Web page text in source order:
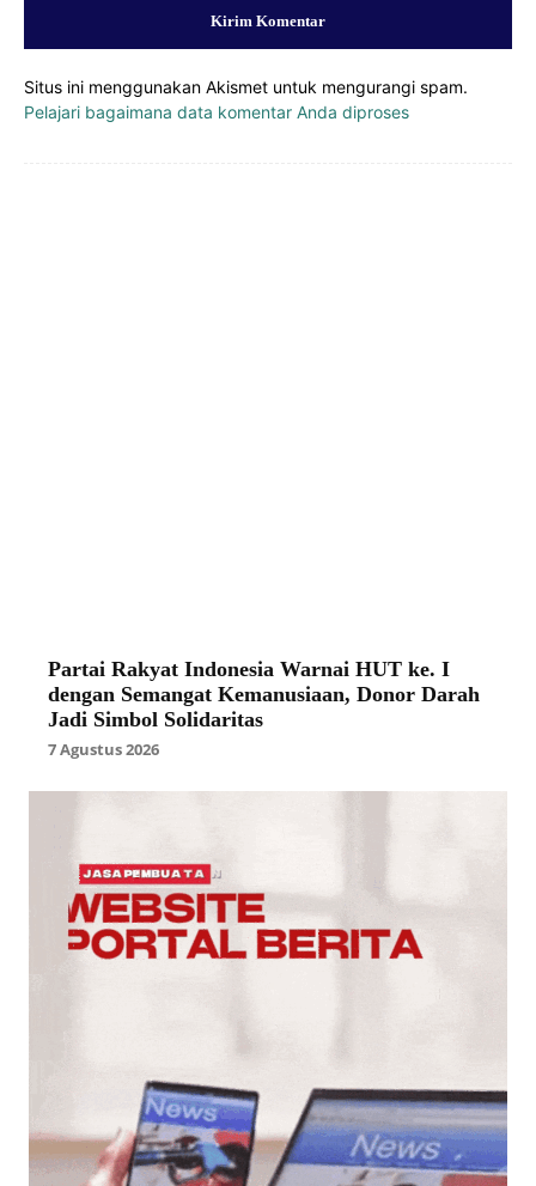
Situs ini menggunakan Akismet untuk mengurangi spam.
Pelajari bagaimana data komentar Anda diproses
Partai Rakyat Indonesia Warnai HUT ke. I
dengan Semangat Kemanusiaan, Donor Darah
Jadi Simbol Solidaritas
7 Agustus 2026